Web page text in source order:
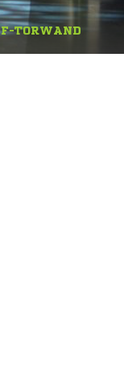
TORWAND